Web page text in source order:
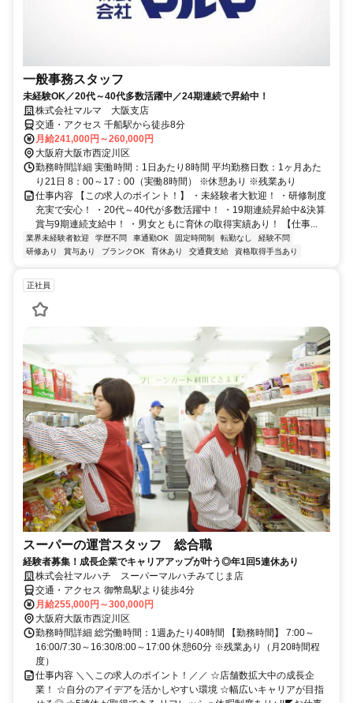
一般事務スタッフ
未経験OK／20代～40代多数活躍中／24期連続で昇給中！
株式会社マルマ 大阪支店
交通・アクセス 千船駅から徒歩8分
月給241,000円～260,000円
大阪府大阪市西淀川区
勤務時間詳細 実働時間：1日あたり8時間 平均勤務日数：1ヶ月あた
り21日 8：00～17：00（実働8時間） ※休憩あり ※残業あり
仕事内容 【この求人のポイント！】 ・未経験者大歓迎！ ・研修制度
充実で安心！ ・20代～40代が多数活躍中！ ・19期連続昇給中&決算
賞与9期連続支給中！ ・男女ともに育休の取得実績あり！ 【仕事...
業界未経験者歓迎 学歴不問 車通勤OK 固定時間制 転勤なし
経験不問
研修あり
賞与あり ブランクOK 育休あり 交通費支給 資格取得手当あり
正社員
スーパーの運営スタッフ 総合職
経験者募集！成長企業でキャリアアップが叶う◎年1回5連休あり
株式会社マルハチ スーパーマルハチみてじま店
交通・アクセス 御幣島駅より徒歩4分
月給255,000円～300,000円
大阪府大阪市西淀川区
勤務時間詳細 総労働時間：1週あたり40時間 【勤務時間】 7:00～
16:00/7:30～16:30/8:00～17:00 休憩60分 ※残業あり（月20時間程
度）
仕事内容 ＼＼この求人のポイント！／／ ☆店舗数拡大中の成長企
業！ ☆自分のアイデアを活かしやすい環境 ☆幅広いキャリアが目指